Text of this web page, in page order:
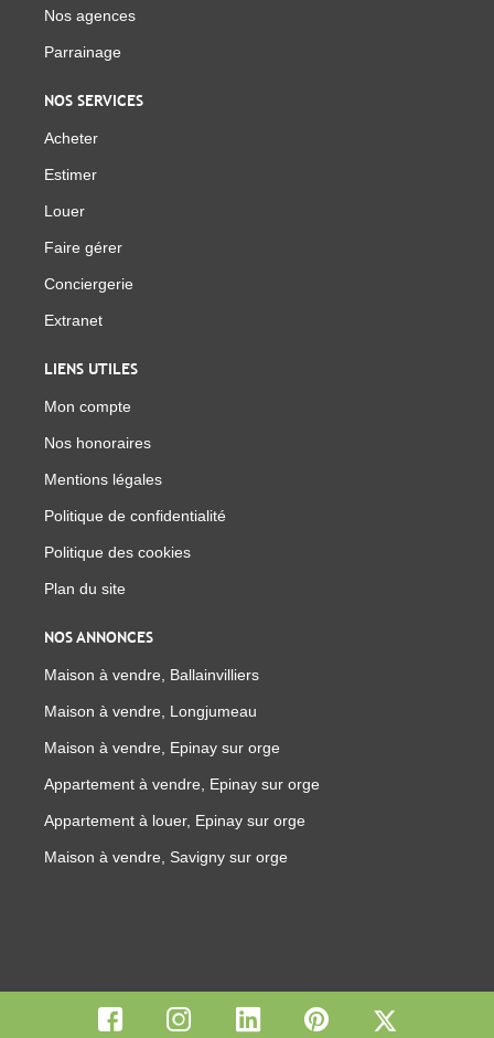
Nos agences
Parrainage
NOS SERVICES
Acheter
Estimer
Louer
Faire gérer
Conciergerie
Extranet
LIENS UTILES
Mon compte
Nos honoraires
Mentions légales
Politique de confidentialité
Politique des cookies
Plan du site
NOS ANNONCES
Maison à vendre, Ballainvilliers
Maison à vendre, Longjumeau
Maison à vendre, Epinay sur orge
Appartement à vendre, Epinay sur orge
Appartement à louer, Epinay sur orge
Maison à vendre, Savigny sur orge